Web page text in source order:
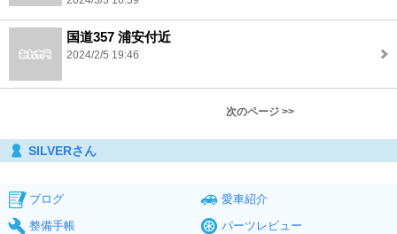
国道357 浦安付近
2024/2/5 19:46
次のページ >>
SILVERさん
ブログ
愛車紹介
整備手帳
パーツレビュー